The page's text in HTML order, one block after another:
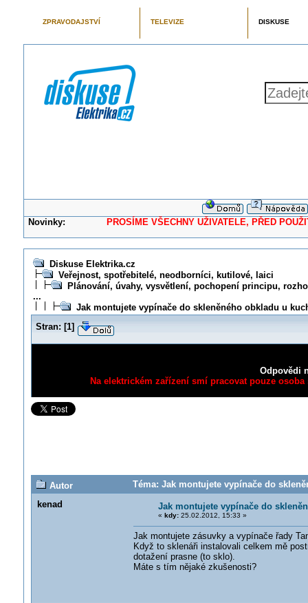
ZPRAVODAJSTVÍ TELEVIZE DISKUSE
Novinky: PROSÍME VŠECHNY UŽIVATELE, PŘED
Diskuse Elektrika.cz
Veřejnost, spotřebitelé, neodborníci, kutilové, laici
Plánování, úvahy, vysvětlení, pochopení principu,
...
Jak montujete vypínače do skleněného obkladu u
Stran: [1]
Odpovědi
Na elektrickém zařízení smí pracovat pouze
Autor
Téma: Jak montujete vypínače do
kenad
Jak montujete vypínače do
« kdy:25.02.2012, 15:33 »
Jak montujete zásuvky a vypínače řady
Když to sklenáři instalovali celkem mě
dotažení prasne (to sklo).
Máte s tím nějaké zkušenosti?